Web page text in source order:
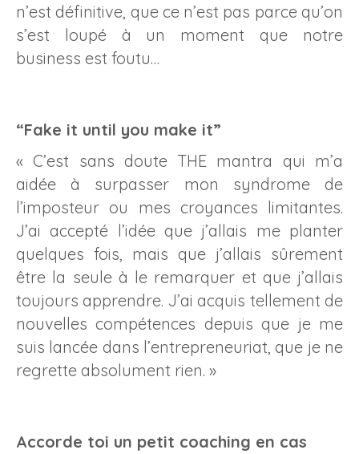
n’est définitive, que ce n’est pas parce qu’on
s’est loupé à un moment que notre
business est foutu…
“Fake it until you make it”
« C’est sans doute THE mantra qui m’a
aidée à surpasser mon syndrome de
l’imposteur ou mes croyances limitantes.
J’ai accepté l’idée que j’allais me planter
quelques fois, mais que j’allais sûrement
être la seule à le remarquer et que j’allais
toujours apprendre. J’ai acquis tellement de
nouvelles compétences depuis que je me
suis lancée dans l’entrepreneuriat, que je ne
regrette absolument rien. »
Accorde toi un petit coaching en cas